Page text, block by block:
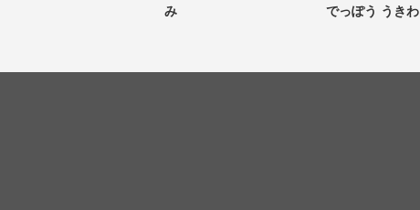
み
でっぽう うきわ